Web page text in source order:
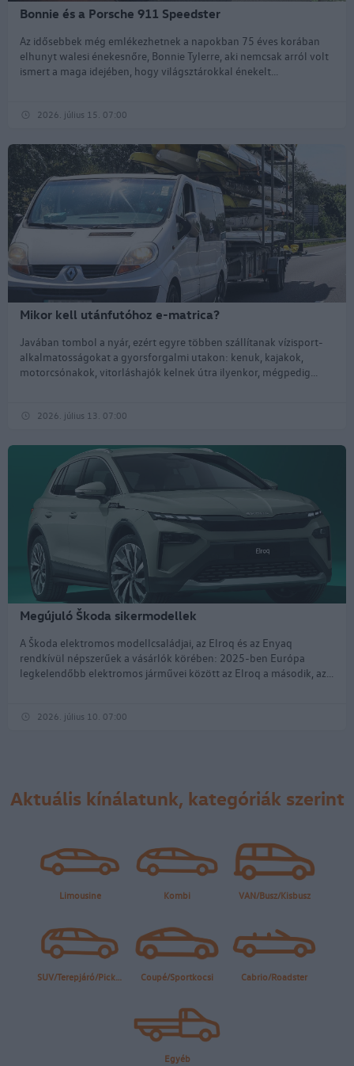
Bonnie és a Porsche 911 Speedster
2026. július 15. 07:00
Az idősebbek még emlékezhetnek a napokban 75 éves korában
elhunyt walesi énekesnőre, Bonnie Tylerre, aki nemcsak arról volt
ismert a maga idejében, hogy világsztárokkal énekelt...
Mikor kell utánfutóhoz e-matrica?
2026. július 13. 07:00
Javában tombol a nyár, ezért egyre többen szállítanak vízisport-
alkalmatosságokat a gyorsforgalmi utakon: kenuk, kajakok,
motorcsónakok, vitorláshajók kelnek útra ilyenkor, mégpedig...
Megújuló Škoda sikermodellek
2026. július 10. 07:00
A Škoda elektromos modellcsaládjai, az Elroq és az Enyaq
rendkívül népszerűek a vásárlók körében: 2025-ben Európa
legkelendőbb elektromos járművei között az Elroq a második, az...
Aktuális kínálatunk, kategóriák szerint